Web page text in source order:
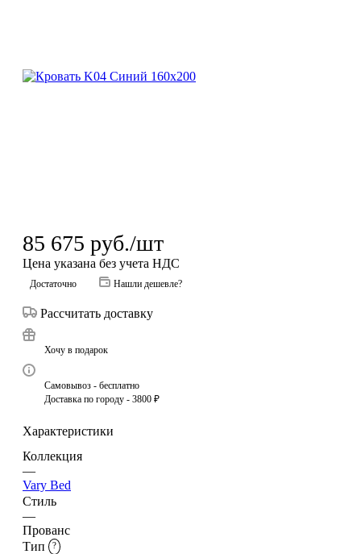
85 675 руб./шт
Цена указана без учета НДС
Достаточно Нашли дешевле?
Рассчитать доставку
Хочу в подарок
Самовывоз - бесплатно
Доставка по городу - 3800 ₽
Характеристики
Коллекция
—
Vary Bed
Стиль
—
Прованс
Тип
?